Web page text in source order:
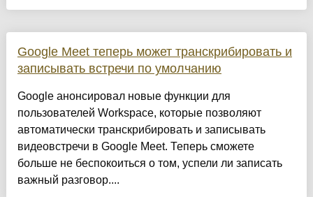
Google Meet теперь может транскрибировать и
записывать встречи по умолчанию
Google анонсировал новые функции для
пользователей Workspace, которые позволяют
автоматически транскрибировать и записывать
видеовстречи в Google Meet. Теперь сможете
больше не беспокоиться о том, успели ли записать
важный разговор....